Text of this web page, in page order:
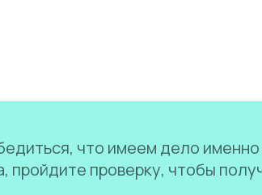
что имеем дело именно
пройдите проверку, чтобы